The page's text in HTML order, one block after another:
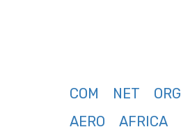
COM NET ORG
AERO
AFRICA